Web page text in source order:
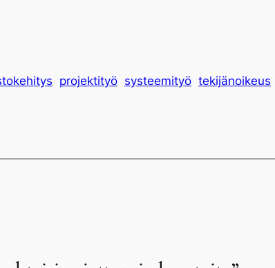
projektityö systeemityö tekijänoikeus